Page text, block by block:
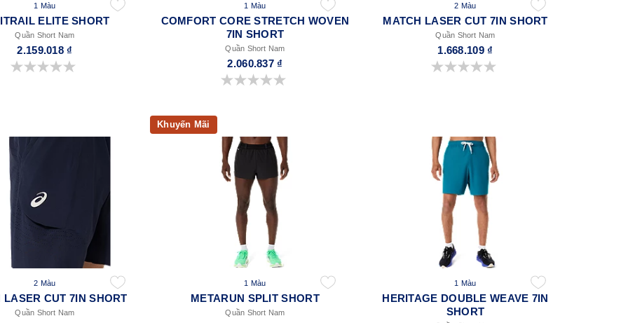
1 Màu
ELITE SHORT
Quần Short Nam
2.159.018 ₫
0.0 trong số 5 sao.
1 Màu
COMFORT CORE STRETCH WOVEN
7IN SHORT
Quần Short Nam
2.060.837 ₫
0.0 trong số 5 sao.
2 Màu
MATCH LASER CUT 7IN SHORT
Quần Short Nam
1.668.109 ₫
0.0 trong số 5 sao.
2 Màu
LASER CUT 7IN SHORT
Quần Short Nam
Khuyến Mãi
1 Màu
METARUN SPLIT SHORT
Quần Short Nam
1 Màu
HERITAGE DOUBLE WEAVE 7IN
SHORT